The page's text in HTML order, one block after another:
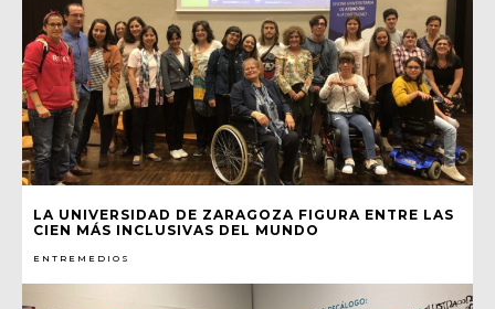
LA UNIVERSIDAD DE ZARAGOZA FIGURA ENTRE LAS
CIEN MÁS INCLUSIVAS DEL MUNDO
ENTREMEDIOS